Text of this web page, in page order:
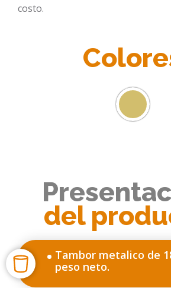
costo.
del
Tambor metalico de
peso neto.